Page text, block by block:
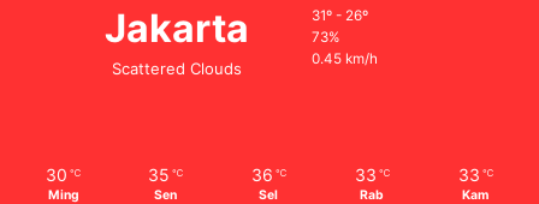
Jakarta
Scattered Clouds
31º - 26º
73%
0.45 km/h
30 ℃
Ming
35 ℃
Sen
36 ℃
Sel
33 ℃
Rab
33 ℃
Kam